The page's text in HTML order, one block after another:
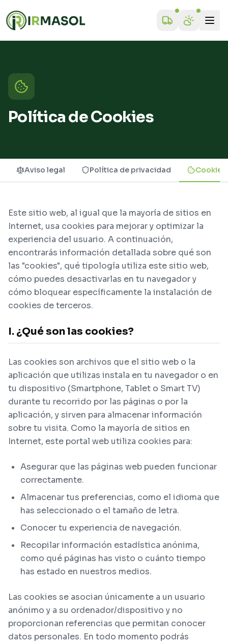
Política de Cookies
Aviso legal Política de privacidad Cookies
Este sitio web, al igual que la mayoría de sitios en
Internet, usa cookies para mejorar y optimizar la
experiencia del usuario. A continuación,
encontrarás información detallada sobre qué son
las "cookies", qué tipología utiliza este sitio web,
cómo puedes desactivarlas en tu navegador y
cómo bloquear específicamente la instalación de
cookies de terceros.
I. ¿Qué son las cookies?
Las cookies son archivos que el sitio web o la
aplicación que utilizas instala en tu navegador o en
tu dispositivo (Smartphone, Tablet o Smart TV)
durante tu recorrido por las páginas o por la
aplicación, y sirven para almacenar información
sobre tu visita. Como la mayoría de sitios en
Internet, este portal web utiliza cookies para:
Asegurar que las páginas web pueden funcionar
correctamente.
Almacenar tus preferencias, como el idioma que
has seleccionado o el tamaño de letra.
Conocer tu experiencia de navegación.
Recopilar información estadística anónima,
como qué páginas has visto o cuánto tiempo
has estado en nuestros medios.
Las cookies se asocian únicamente a un usuario
anónimo y a su ordenador/dispositivo y no
proporcionan referencias que permitan conocer
datos personales. En todo momento podrás